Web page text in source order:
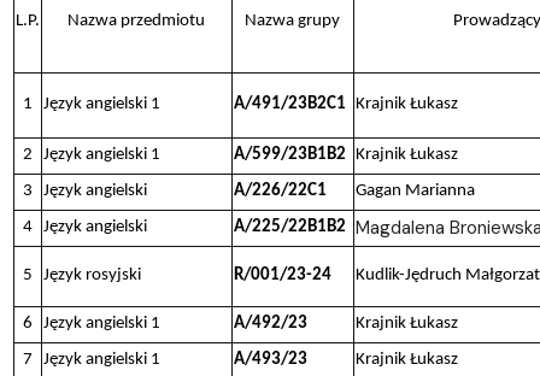
L.P. Nazwa przedmiotu Nazwa grupy Prowadzący
1 Język angielski 1 A/491/23B2C1 Krajnik Łukasz
2 Język angielski 1 A/599/23B1B2 Krajnik Łukasz
3
Język angielski A/226/22C1
Gagan Marianna
4
Język angielski A/225/22B1B2 Magdalena
5 Język rosyjski R/001/23-24 Kudlik-Jędruch
6 Język angielski 1 A/492/23
Krajnik Łukasz
7
Język angielski 1 A/493/23
Krajnik Łukasz